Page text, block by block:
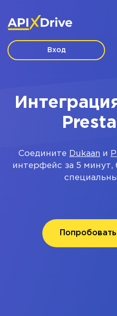
Вход
Соедините Dukaan и
интерфейс за 5 минут,